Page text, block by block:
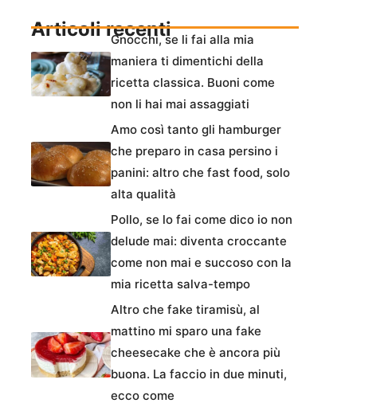
Articoli recentiGnocchi, se li fai alla mia
maniera ti dimentichi della
ricetta classica. Buoni come
non li hai mai assaggiati
Amo così tanto gli hamburger
che preparo in casa persino i
panini: altro che fast food, solo
alta qualità
Pollo, se lo fai come dico io non
delude mai: diventa croccante
come non mai e succoso con la
mia ricetta salva-tempo
Altro che fake tiramisù, al
mattino mi sparo una fake
cheesecake che è ancora più
buona. La faccio in due minuti,
ecco come